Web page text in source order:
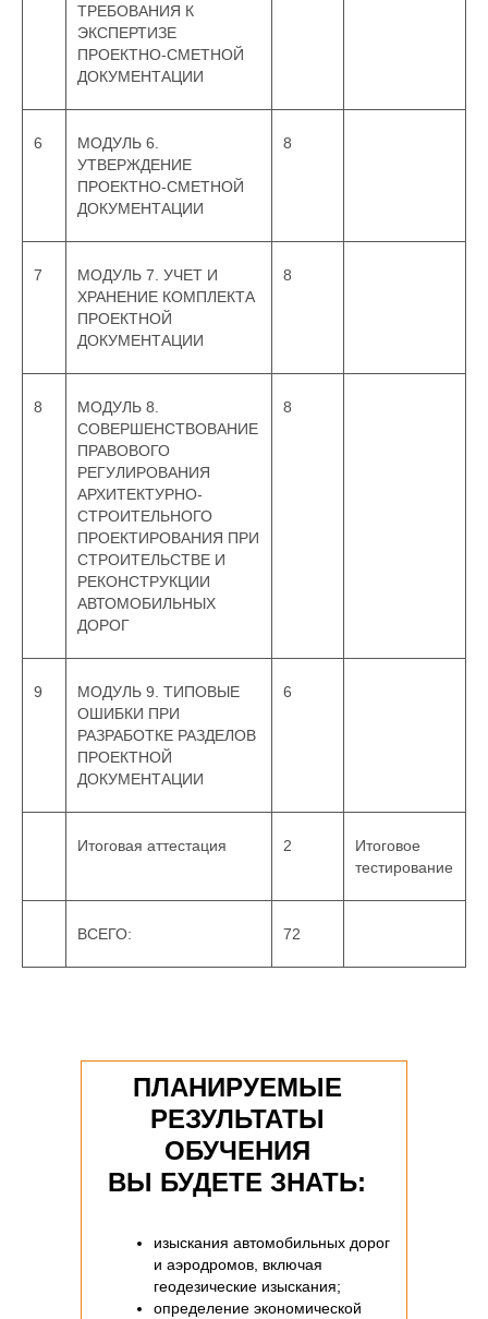
ТРЕБОВАНИЯ К
ЭКСПЕРТИЗЕ
ПРОЕКТНО-СМЕТНОЙ
ДОКУМЕНТАЦИИ
6
МОДУЛЬ 6.
УТВЕРЖДЕНИЕ
ПРОЕКТНО-СМЕТНОЙ
ДОКУМЕНТАЦИИ
8
7
МОДУЛЬ 7. УЧЕТ И
ХРАНЕНИЕ КОМПЛЕКТА
ПРОЕКТНОЙ
ДОКУМЕНТАЦИИ
8
8
МОДУЛЬ 8.
СОВЕРШЕНСТВОВАНИЕ
ПРАВОВОГО
РЕГУЛИРОВАНИЯ
АРХИТЕКТУРНО-
СТРОИТЕЛЬНОГО
ПРОЕКТИРОВАНИЯ ПРИ
СТРОИТЕЛЬСТВЕ И
РЕКОНСТРУКЦИИ
АВТОМОБИЛЬНЫХ
ДОРОГ
8
9
МОДУЛЬ 9. ТИПОВЫЕ
ОШИБКИ ПРИ
РАЗРАБОТКЕ РАЗДЕЛОВ
ПРОЕКТНОЙ
ДОКУМЕНТАЦИИ
6
Итоговая аттестация 2
Итоговое
тестирование
ВСЕГО: 72
изыскания автомобильных дорог
и аэродромов, включая
геодезические изыскания;
определение экономической
ПЛАНИРУЕМЫЕ
РЕЗУЛЬТАТЫ
ОБУЧЕНИЯ
ВЫ БУДЕТЕ ЗНАТЬ: